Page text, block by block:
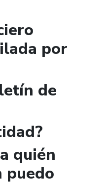
por
de
quién
puedo